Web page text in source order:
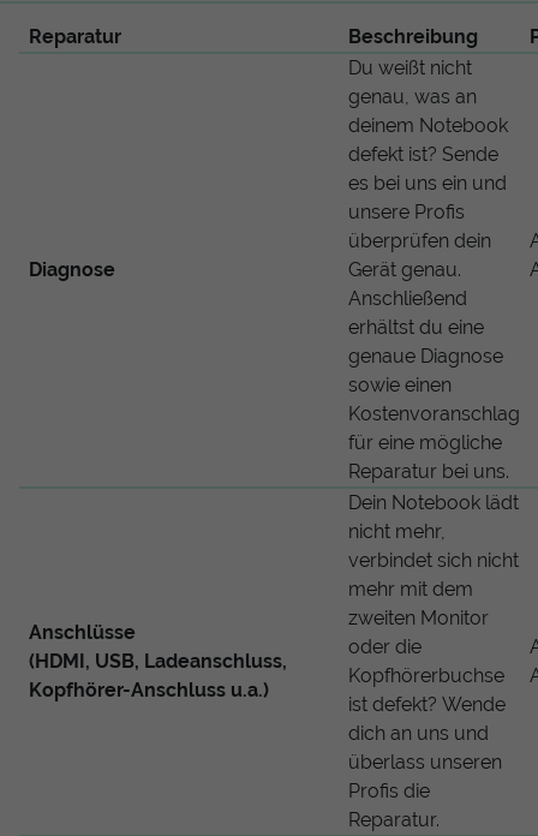
Reparatur Beschreibung
Diagnose
Du weißt nicht
genau, was an
deinem Notebook
defekt ist? Sende
es bei uns ein und
unsere Profis
überprüfen dein
Gerät genau.
Anschließend
erhältst du eine
genaue Diagnose
sowie einen
Kostenvoranschlag
für eine mögliche
Reparatur bei uns.
Anschlüsse
(HDMI, USB, Ladeanschluss,
Kopfhörer-Anschluss u.a.)
Dein Notebook lädt
nicht mehr,
verbindet sich nicht
mehr mit dem
zweiten Monitor
oder die
Kopfhörerbuchse
ist defekt? Wende
dich an uns und
überlass unseren
Profis die
Reparatur.